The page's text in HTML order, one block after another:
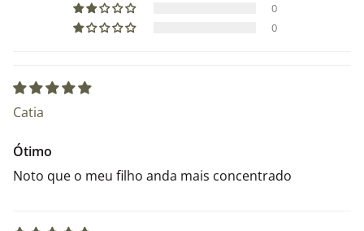
0
0
Catia
Ótimo
Noto que o meu filho anda mais concentrado